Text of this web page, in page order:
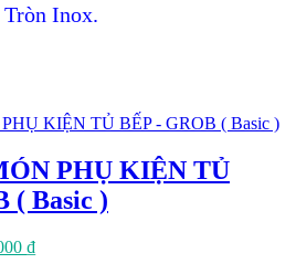
Tròn Inox.
PHỤ KIỆN TỦ
( Basic )
₫Giá